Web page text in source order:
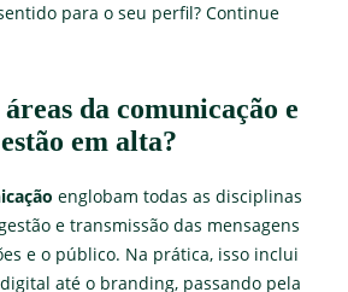
para o seu perfil? Continue
áreas da comunicação e
em alta?
englobam todas as disciplinas
e transmissão das mensagens
e o público. Na prática, isso inclui
até o branding, passando pela